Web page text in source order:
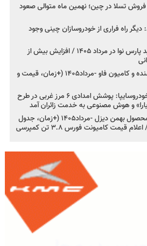
فروش تسلا در چین؛ نهمین ماه متوالی صعود
راه فراری از خودروسازان چینی وجود
اعلام قیمت جدید پارس نوا در مرداد ۱۴۰۵ / افزایش بیش از
شروع فروش کشنده و کامیون فاو -مرداد۱۴۰۵ (+زمان، قیمت و
مدیرعامل امدادخودروسایپا: پوشش امدادی ۶ مرز غربی در طرح
شروع فروش ۸ محصول بهمن دیزل -مرداد۱۴۰۵ (+زمان، جدول
قیمت کامیونت فورس ۳.۸ تن کمپرسی